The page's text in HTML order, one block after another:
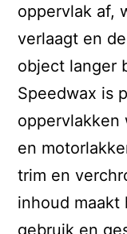
oppervlak af,
verlaagt en
object langer
Speedwax is
en
trim en
inhoud maakt
gebruik en